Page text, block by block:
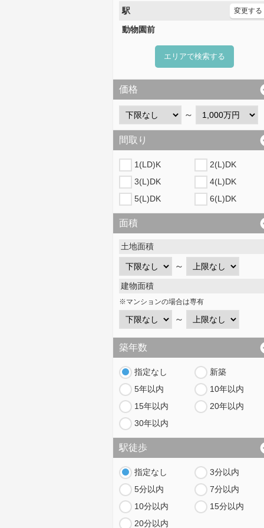
駅 変更する
動物園前
エリアで検索する
価格
～
間取り
1(LD)K
2(L)DK
3(L)DK
4(L)DK
5(L)DK
6(L)DK
面積
土地面積
～
建物面積
※マンションの場合は専有
～
築年数
指定なし
新築
5年以内
10年以内
15年以内
20年以内
30年以内
駅徒歩
指定なし
3分以内
5分以内
7分以内
10分以内
15分以内
20分以内